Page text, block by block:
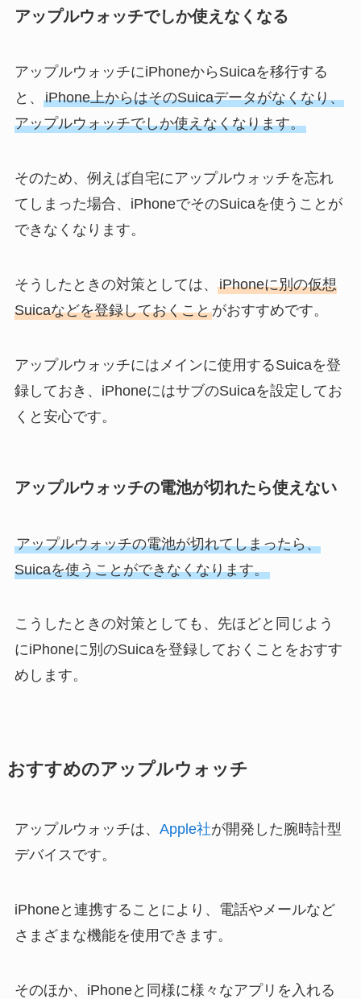
アップルウォッチでしか使えなくなる
アップルウォッチにiPhoneからSuicaを移行する
と、 iPhone上からはそのSuicaデータがなくなり、
アップルウォッチでしか使えなくなります。
そのため、例えば自宅にアップルウォッチを忘れ
てしまった場合、iPhoneでそのSuicaを使うことが
できなくなります。
そうしたときの対策としては、 iPhoneに別の仮想
Suicaなどを登録しておくことがおすすめです。
アップルウォッチにはメインに使用するSuicaを登
録しておき、iPhoneにはサブのSuicaを設定してお
くと安心です。
アップルウォッチの電池が切れたら使えない
アップルウォッチの電池が切れてしまったら、
Suicaを使うことができなくなります。
こうしたときの対策としても、先ほどと同じよう
にiPhoneに別のSuicaを登録しておくことをおすす
めします。
おすすめのアップルウォッチ
アップルウォッチは、 Apple社が開発した腕時計型
デバイスです。
iPhoneと連携することにより、電話やメールなど
さまざまな機能を使用できます。
そのほか、iPhoneと同様に様々なアプリを入れる